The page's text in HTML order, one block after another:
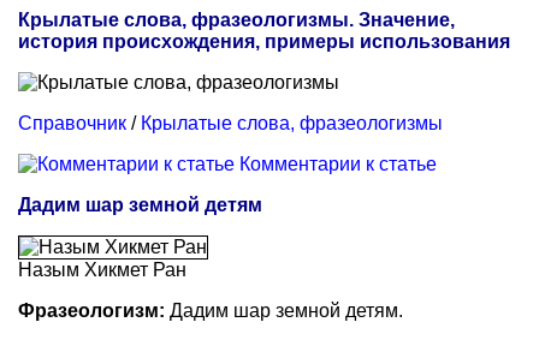
Крылатые слова, фразеологизмы. Значение,
история происхождения, примеры использования
Справочник / Крылатые слова, фразеологизмы
Комментарии к статье
Дадим шар земной детям
Назым Хикмет Ран
Фразеологизм: Дадим шар земной детям.